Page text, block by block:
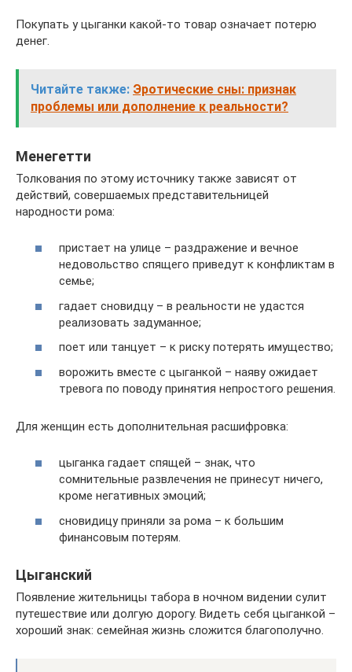
Покупать у цыганки какой-то товар означает потерю
денег.
Читайте также: Эротические сны: признак
проблемы или дополнение к реальности?
Менегетти
Толкования по этому источнику также зависят от
действий, совершаемых представительницей
народности рома:
пристает на улице – раздражение и вечное
недовольство спящего приведут к конфликтам в
семье;
гадает сновидцу – в реальности не удастся
реализовать задуманное;
поет или танцует – к риску потерять имущество;
ворожить вместе с цыганкой – наяву ожидает
тревога по поводу принятия непростого решения.
Для женщин есть дополнительная расшифровка:
цыганка гадает спящей – знак, что
сомнительные развлечения не принесут ничего,
кроме негативных эмоций;
сновидицу приняли за рома – к большим
финансовым потерям.
Цыганский
Появление жительницы табора в ночном видении сулит
путешествие или долгую дорогу. Видеть себя цыганкой –
хороший знак: семейная жизнь сложится благополучно.